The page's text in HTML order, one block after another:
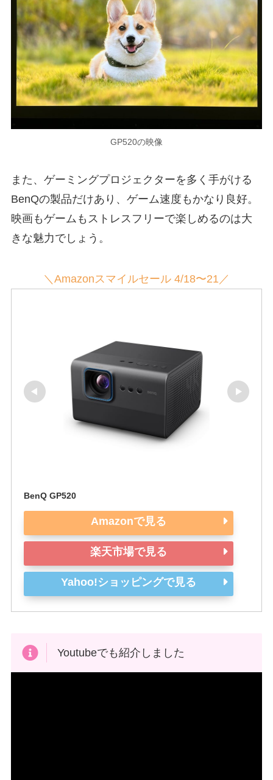
GP520の映像
また、ゲーミングプロジェクターを多く手がける
BenQの製品だけあり、ゲーム速度もかなり良好。
映画もゲームもストレスフリーで楽しめるのは大
きな魅力でしょう。
＼Amazonスマイルセール 4/18〜21／
BenQ GP520
Amazonで見る
楽天市場で見る
Yahoo!ショッピングで見る
Youtubeでも紹介しました